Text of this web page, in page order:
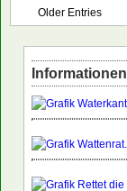
Older Entries